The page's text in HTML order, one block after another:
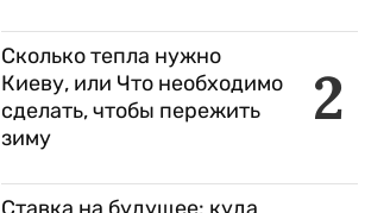
2
Сколько тепла нужно
Киеву, или Что необходимо
сделать, чтобы пережить
зиму